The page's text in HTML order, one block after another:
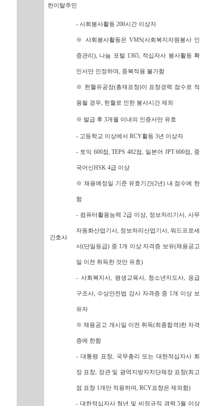
한이탈주민
간호사
- 사회봉사활동 200시간 이상자
※ 사회봉사활동은 VMS(사회복지자원봉사 인
증관리), 나눔 포털 1365, 적십자사 봉사활동 확
인서만 인정하며, 중복적용 불가함
※ 헌혈유공장(총재표창)이 표창경력 점수로 적
용될 경우, 헌혈로 인한 봉사시간 제외
※ 발급 후 3개월 이내의 인증서만 유효
- 고등학교 이상에서 RCY활동 3년 이상자
- 토익 600점, TEPS 482점, 일본어 JPT 600점, 중
국어신HSK 4급 이상
※ 채용예정일 기준 유효기간(2년) 내 점수에 한
함
- 컴퓨터활용능력 2급 이상, 정보처리기사, 사무
자동화산업기사, 정보처리산업기사, 워드프로세
서(단일등급) 중 1개 이상 자격증 보유(채용공고
일 이전 취득한 것만 유효)
- 사회복지사, 평생교육사, 청소년지도사, 응급
구조사, 수상안전법 강사 자격증 중 1개 이상 보
유자
※ 채용공고 개시일 이전 취득(최종합격)한 자격
증에 한함
- 대통령 표창, 국무총리 또는 대한적십자사 회
장 표창, 장관 및 광역지방자치단체장 표창(최고
점 표창 1개만 적용하며, RCY표창은 제외함)
- 대한적십자사 청년 및 비정규직 경력 5월 이상